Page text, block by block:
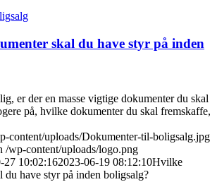
skal du have styr på inden
er der en masse vigtige dokumenter du skal
på, hvilke dokumenter du skal fremskaffe,
content/uploads/Dokumenter-til-boligsalg.jpg
/wp-content/uploads/logo.png
27 10:02:162023-06-19 08:12:10Hvilke
du have styr på inden boligsalg?